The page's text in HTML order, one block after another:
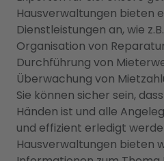
Hausverwaltungen bieten
Dienstleistungen an, wie
Organisation von
Durchführung von
Überwachung von
Sie können sicher sein,
Händen ist und alle
und effizient erledigt
Hausverwaltungen bieten